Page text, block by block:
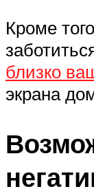
Кроме
близко
экрана